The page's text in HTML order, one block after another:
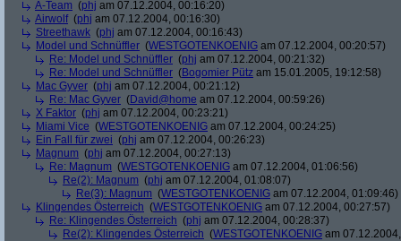
A-Team (phj am 07.12.2004, 00:16:20)
Airwolf(phj am 07.12.2004, 00:16:30)
Streethawk (phj am 07.12.2004, 00:16:43)
Model und Schnüffler (WESTGOTENKOENIG am 07.12.2004, 00:20:57)
Re: Model und Schnüffler (phj am 07.12.2004, 00:21:32)
Re: Model und Schnüffler (Bogomier Pütz am 15.01.2005, 19:12:58)
Mac Gyver (phj am 07.12.2004, 00:21:12)
Re: Mac Gyver (David@home am 07.12.2004, 00:59:26)
X Faktor (phj am 07.12.2004, 00:23:21)
Miami Vice (WESTGOTENKOENIG am 07.12.2004, 00:24:25)
Ein Fall für zwei (phj am 07.12.2004, 00:26:23)
Magnum (phj am 07.12.2004, 00:27:13)
Re: Magnum (WESTGOTENKOENIG am 07.12.2004, 01:06:56)
Re(2): Magnum (phj am 07.12.2004, 01:08:07)
Re(3): Magnum (WESTGOTENKOENIG am 07.12.2004, 01:09:46)
Klingendes Österreich (WESTGOTENKOENIG am 07.12.2004, 00:27:57)
Re: Klingendes Österreich (phj am 07.12.2004, 00:28:37)
Re(2): Klingendes Österreich (WESTGOTENKOENIG am